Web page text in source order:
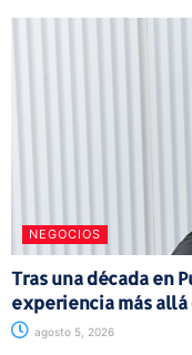
NEGOCIOS
Tras una década en
experiencia más
agosto 5, 2026